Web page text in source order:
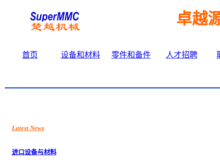
卓越
首页 设备和材料 零件和备件 人才招聘
Latest News
进口设备与材料